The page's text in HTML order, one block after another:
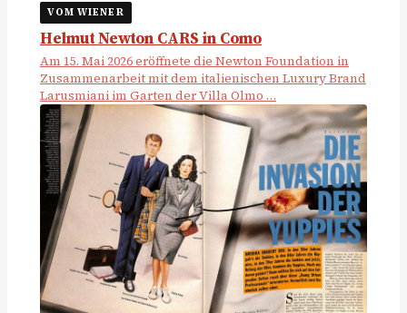
VOM WIENER
Helmut Newton CARS in Como
Am 15. Mai 2026 eröffnete die Newton Foundation in
Zusammenarbeit mit dem italienischen Luxury Brand
Larusmiani im Garten der Villa Olmo …